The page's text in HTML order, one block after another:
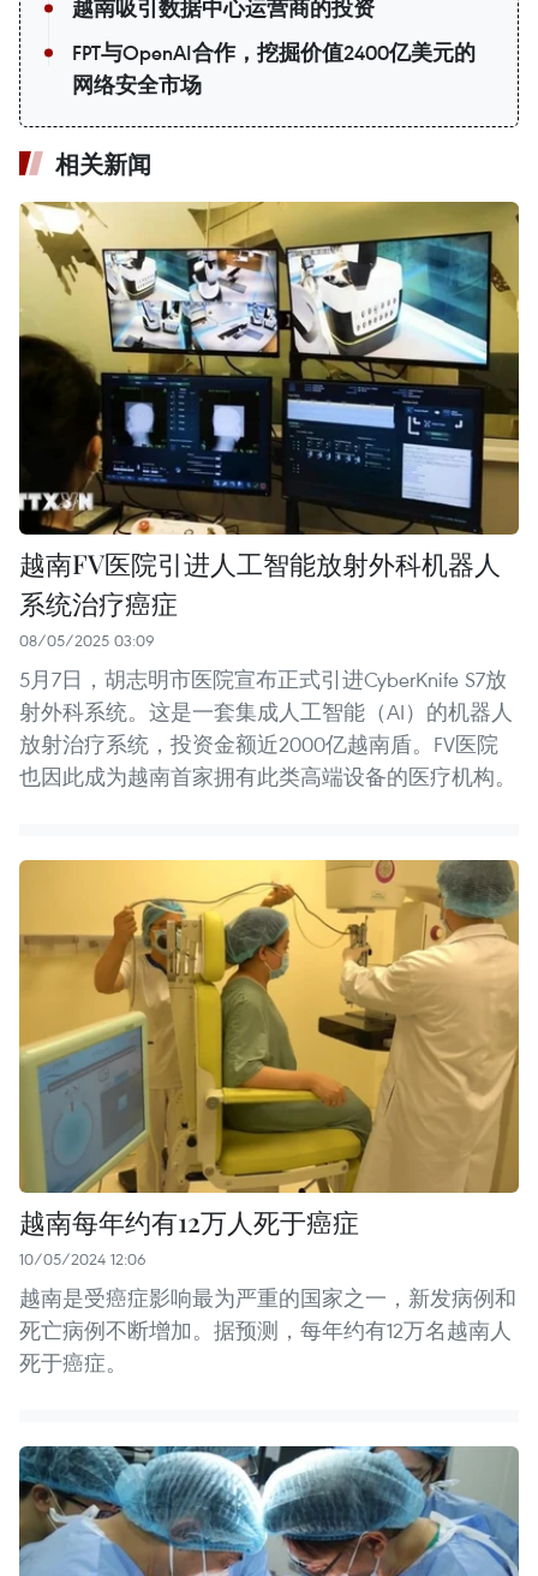
越南吸引数据中心运营商的投资
FPT与OpenAI合作，挖掘价值2400亿美元的
网络安全市场
相关新闻
越南FV医院引进人工智能放射外科机器人
系统治疗癌症
08/05/2025 03:09
5月7日，胡志明市医院宣布正式引进CyberKnife S7放
射外科系统。这是一套集成人工智能（AI）的机器人
放射治疗系统，投资金额近2000亿越南盾。FV医院
也因此成为越南首家拥有此类高端设备的医疗机构。
越南每年约有12万人死于癌症
10/05/2024 12:06
越南是受癌症影响最为严重的国家之一，新发病例和
死亡病例不断增加。据预测，每年约有12万名越南人
死于癌症。